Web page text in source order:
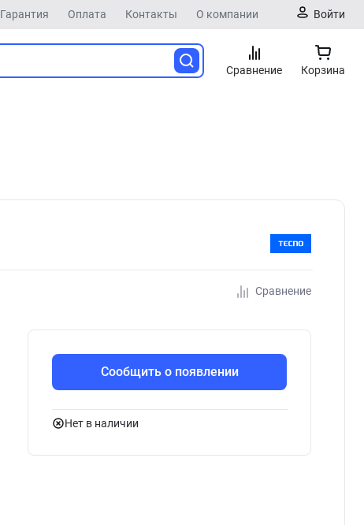
Гарантия Оплата Контакты О компании Войти
Сравнение Корзина
Сравнение
Сообщить о появлении
Нет в наличии